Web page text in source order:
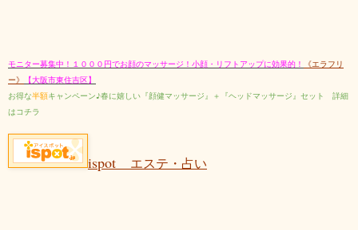
モニター募集中！１０００円でお顔のマッサージ！小顔・リフトアップに効果的！
《エラフリ
ー》
【大阪市東住吉区】
お得な半額キャンペーン♪春に嬉しい『顔健マッサージ』＋『ヘッドマッサージ』セット 詳細
はコチラ
ispot エステ・占い